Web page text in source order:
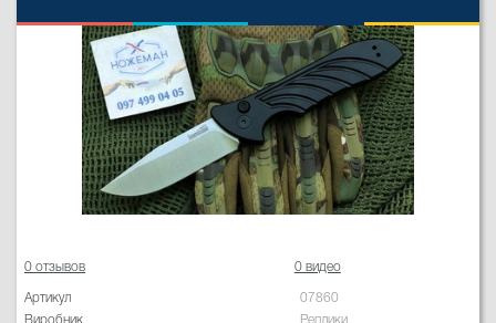
0 отзывов 0 видео
Артикул
07860
Виробник
Реплики